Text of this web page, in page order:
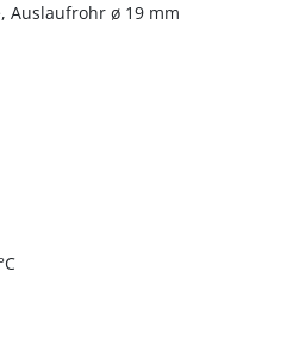
Auslaufrohr ø 19 mm